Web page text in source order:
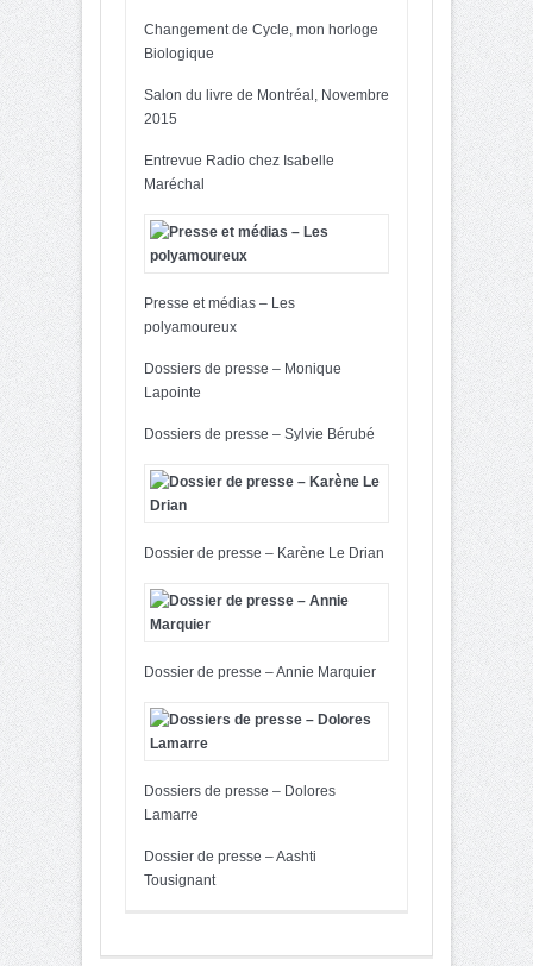
Changement de Cycle, mon horloge
Biologique
Salon du livre de Montréal, Novembre
2015
Entrevue Radio chez Isabelle
Maréchal
Presse et médias – Les
polyamoureux
Dossiers de presse – Monique
Lapointe
Dossiers de presse – Sylvie Bérubé
Dossier de presse – Karène Le Drian
Dossier de presse – Annie Marquier
Dossiers de presse – Dolores
Lamarre
Dossier de presse – Aashti
Tousignant